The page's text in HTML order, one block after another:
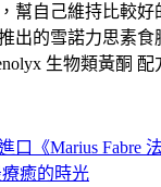
幫自己維持比較
出的雪諾力思素
生物類黃酮 配
口《Marius Fabre
癒的時光